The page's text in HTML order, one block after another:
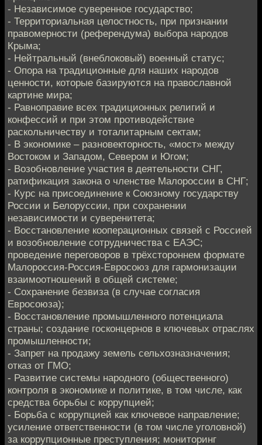
- Независимое суверенное государство;
- Территориальная целостность, при признании
правомерности (референдума) выбора народов
Крыма;
- Нейтральный (внеблоковый) военный статус;
- Опора на традиционные для наших народов
ценности, которые базируются на православной
картине мира;
- Равноправие всех традиционных религий и
конфессий и при этом противодействие
раскольничеству и тоталитарным сектам;
- В экономике – разновекторность, «мост» между
Востоком и Западом, Севером и Югом;
- Возобновление участия в деятельности СНГ,
ратификация закона о членстве Малороссии в СНГ;
- Курс на присоединение к Союзному государству
России и Белоруссии, при сохранении
независимости и суверенитета;
- Восстановление кооперационных связей с Россией
и возобновление сотрудничества с ЕАЭС;
проведение переговоров в трёхстороннем формате
Малороссия-Россия-Евросоюз для гармонизации
взаимоотношений в общей системе;
- Сохранение безвиза (в случае согласия
Евросоюза);
- Восстановление промышленного потенциала
страны; создание госконцернов в ключевых отраслях
промышленности;
- Запрет на продажу земель сельхозназначения;
отказ от ГМО;
- Развитие системы народного (общественного)
контроля в экономике и политике, в том числе, как
средства борьбы с коррупцией;
- Борьба с коррупцией как ключевое направление;
усиление ответственности (в том числе уголовной)
за коррупционные преступления; мониторинг